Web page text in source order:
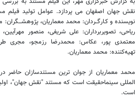
نقش جهان اصفهان می پردازد. عوامل تولید فیلم
نویسنده و کـارگــردان: محمد معماریان،
ریاحی، تصویربرداران: علی شریفی، منصور مهرآیین،
معتمدی پور، عکاس: محمدرضا رزمجو، مجری
تهیه‌کننده: محمد معماریان.
محمد معماریان از جوان ترین مستندسازان حاضر
المللی سینماحقیقت است که مستند "نقش جهان"،
است.